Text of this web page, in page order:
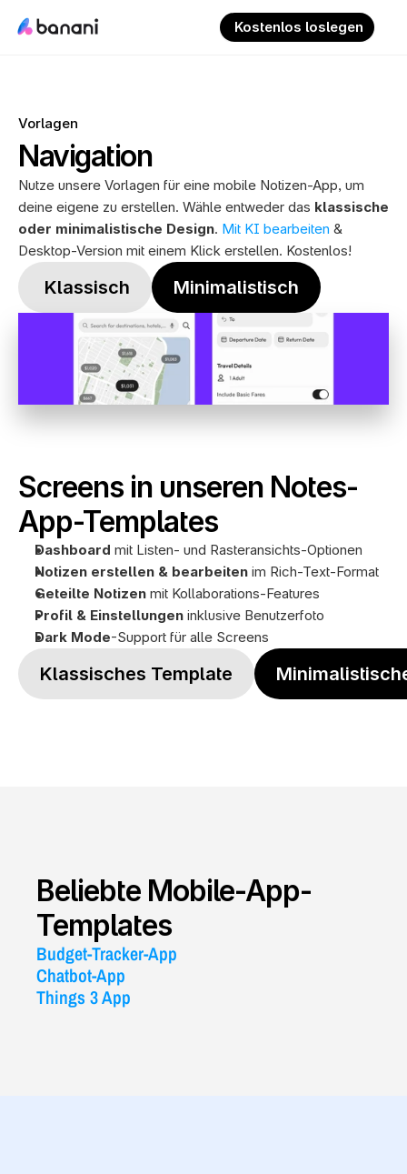
Vorlagen
Navigation
Nutze unsere Vorlagen für eine mobile Notizen-App, um
deine eigene zu erstellen. Wähle entweder das klassische
oder minimalistische Design. Mit KI bearbeiten &
Desktop-Version mit einem Klick erstellen. Kostenlos!
Klassisch Minimalistisch
Screens in unseren Notes-
App-Templates
Dashboard mit Listen- und Rasteransichts-Optionen
Notizen erstellen & bearbeiten im Rich-Text-Format
Geteilte Notizen mit Kollaborations-Features
Profil & Einstellungen inklusive Benutzerfoto
Dark Mode-Support für alle Screens
Klassisches Template
Beliebte Mobile-App-
Templates
Budget-Tracker-App
Chatbot-App
Things 3 App
Kostenlos loslegen